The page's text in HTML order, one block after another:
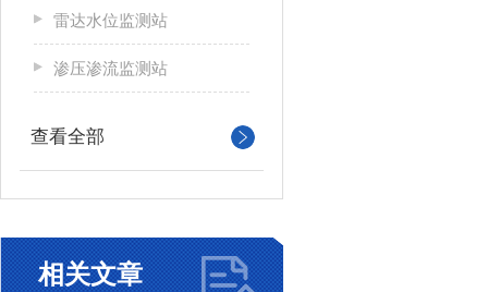
雷达水位监测站
渗压渗流监测站
查看全部
相关文章